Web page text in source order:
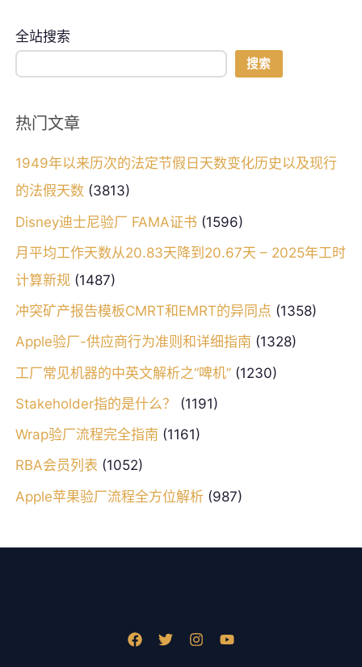
全站搜索
搜索
热门文章
1949年以来历次的法定节假日天数变化历史以及现行
的法假天数 (3813)
Disney迪士尼验厂 FAMA证书 (1596)
月平均工作天数从20.83天降到20.67天 – 2025年工时
计算新规(1487)
冲突矿产报告模板CMRT和EMRT的异同点 (1358)
Apple验厂-供应商行为准则和详细指南 (1328)
工厂常见机器的中英文解析之“啤机”(1230)
Stakeholder指的是什么？
(1191)
Wrap验厂流程完全指南 (1161)
RBA会员列表 (1052)
Apple苹果验厂流程全方位解析(987)